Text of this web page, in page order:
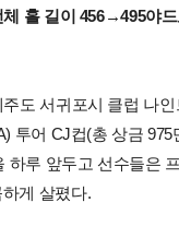
홀 길이 456→495야드
주도 서귀포시 클럽 나
투어 CJ컵(총 상금
하루 앞두고 선수들은
게 살폈다.